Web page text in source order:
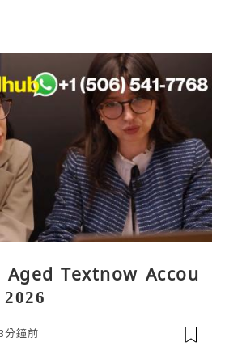
Textnow Accou
分鐘前